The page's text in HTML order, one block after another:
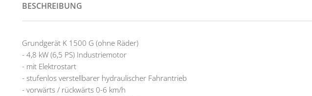
BESCHREIBUNG
Grundgerät K 1500 G (ohne Räder)
- 4,8 kW (6,5 PS) Industriemotor
- mit Elektrostart
- stufenlos verstellbarer hydraulischer Fahrantrieb
- vorwärts / rückwärts 0-6 km/h